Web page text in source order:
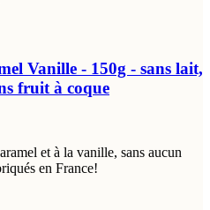
Vanille - 150g - sans lait,
fruit à coque
et à la vanille, sans aucun
en France!